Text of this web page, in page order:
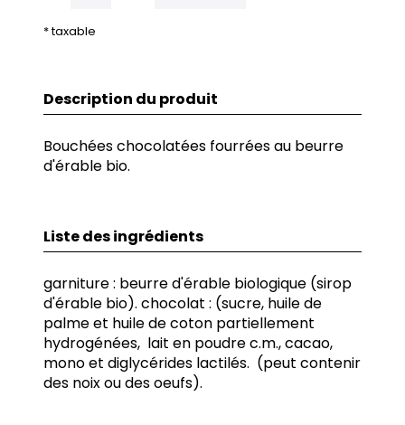
* taxable
Description du produit
Bouchées chocolatées fourrées au beurre
d'érable bio.
Liste des ingrédients
garniture : beurre d'érable biologique (sirop
d'érable bio). chocolat : (sucre, huile de
palme et huile de coton partiellement
hydrogénées, lait en poudre c.m., cacao,
mono et diglycérides lactilés. (peut contenir
des noix ou des oeufs).